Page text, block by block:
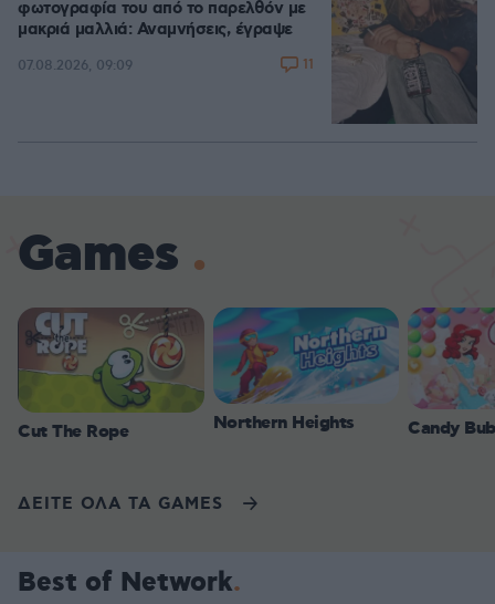
φωτογραφία του από το παρελθόν με
μακριά μαλλιά: Αναμνήσεις, έγραψε
07.08.2026, 09:09 11
Games
Cut The Rope Northern Heights Candy
ΔΕΙΤΕ ΟΛΑ ΤΑ GAMES
Best of Network